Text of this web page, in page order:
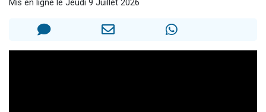
Il reste 49 places pour étudier en groupe sur Zoom
Mis en ligne le Jeudi 9 Juillet 2026